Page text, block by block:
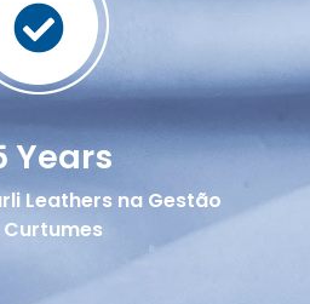
Years
Leathers na Gestão
Curtumes